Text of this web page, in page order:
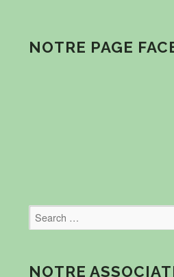
NOTRE PAGE
NOTRE